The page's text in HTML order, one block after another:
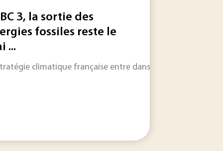
(PNEC), suite aux engagements de l’Accord de...
IND 25, dont le but est de diminuer les émissions
3, la sortie des
fossiles reste le
...
climatique française entre dans une phase